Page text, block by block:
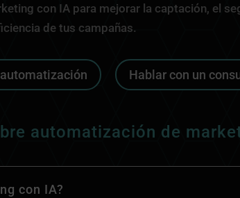
con IA para mejorar la captación, el
de tus campañas.
Hablar con un
automatización de
con IA?